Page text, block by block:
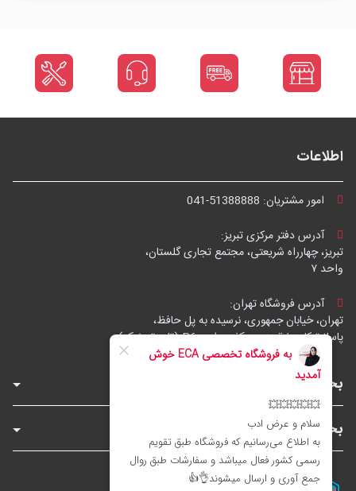
اطلاعات
امور مشتریان: 041-51388888
آدرس دفتر مرکزی تبریز:
تبریز، چهارراه شریعتی، مجتمع تجاری گلستان،
واحد ۷
آدرس فروشگاه تهران:
تهران، خیابان جمهوری، نرسیده به پل حافظ،
پاساژ توکل، طبقه زیرهمکف، واحد B6 (تاپ ترونیک)
بخش‌های فروشگاه
بخش‌های سایت